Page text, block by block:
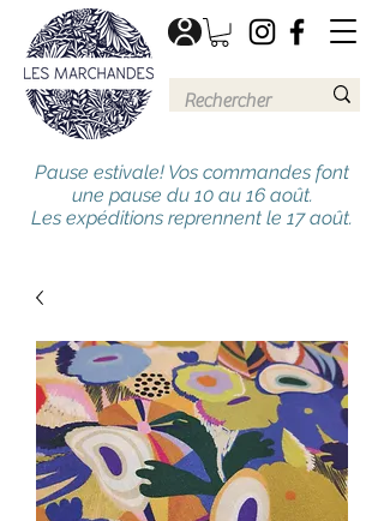
Pause estivale! Vos commandes font
une pause du 10 au 16 août.
Les expéditions reprennent le 17 août.